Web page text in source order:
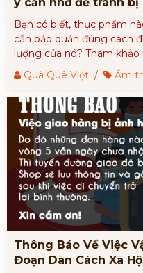
Bạn có biết, thực phẩm
cần bảo quản đúng cách
lượng của nó? Tham
thực phẩm trong bài viết
nhé!
Quà Quê Việt / Ẩm
Thông Báo Về Việc
Đoạn Dãn Cách Xã